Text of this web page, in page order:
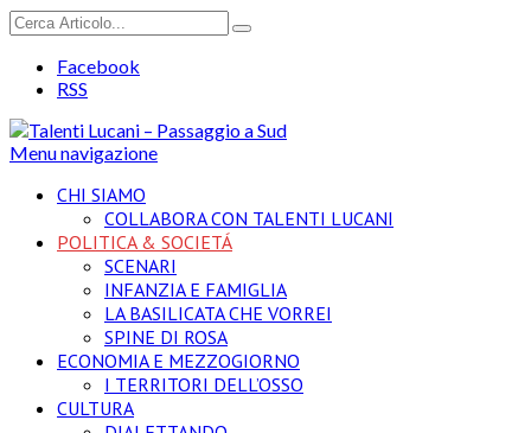
Facebook
RSS
Menu navigazione
CHI SIAMO
COLLABORA CON TALENTI LUCANI
POLITICA & SOCIETÁ
SCENARI
INFANZIA E FAMIGLIA
LA BASILICATA CHE VORREI
SPINE DI ROSA
ECONOMIA E MEZZOGIORNO
I TERRITORI DELL’OSSO
CULTURA